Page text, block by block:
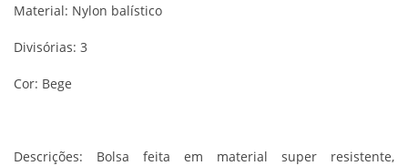
Material: Nylon balístico
Divisórias: 3
Cor: Bege
Descrições: Bolsa feita em material super resistente,